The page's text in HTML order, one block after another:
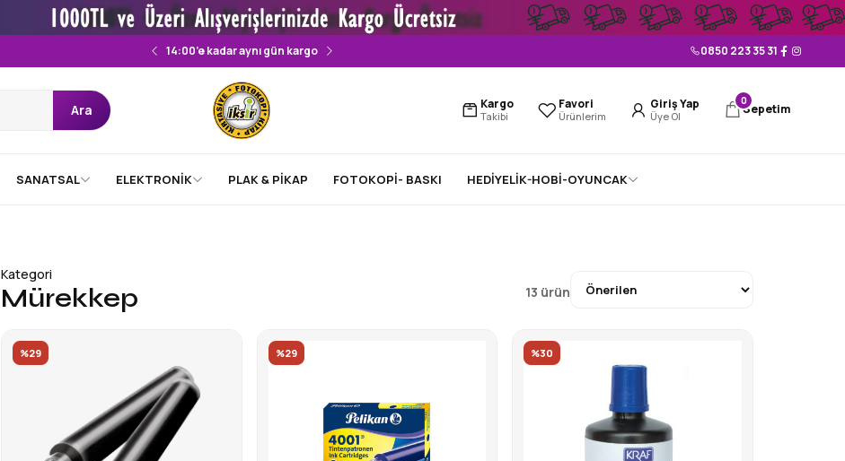
14:00’e kadar aynı gün kargo 0850 223 35 31
Ara Kargo
Takibi
Favori
Ürünlerim
Giriş Yap
Üye Ol
0
Sepetim
SANATSAL ELEKTRONİK PLAK & PİKAP FOTOKOPİ- BASKI HEDİYELİK-HOBİ-OYUNCAK
Kategori
Mürekkep 13 ürün
Sırala
%29 %29 %30